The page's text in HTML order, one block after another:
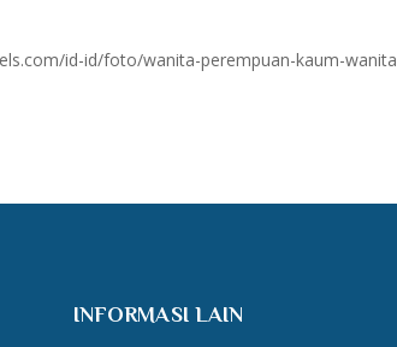
id-id/foto/wanita-perempuan-kaum-
INFORMASI LAIN